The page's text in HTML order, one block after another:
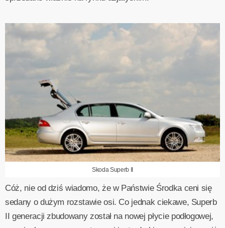
Skoda Superb II
Cóż, nie od dziś wiadomo, że w Państwie Środka ceni się
sedany o dużym rozstawie osi. Co jednak ciekawe, Superb
II generacji zbudowany został na nowej płycie podłogowej,